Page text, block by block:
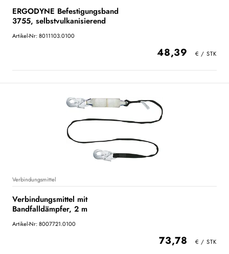
ERGODYNE Befestigungsband
3755, selbstvulkanisierend
Artikel-Nr: 8011103.0100
48,39
Verbindungsmittel
Verbindungsmittel mit
Bandfalldämpfer, 2 m
Artikel-Nr: 8007721.0100
73,78